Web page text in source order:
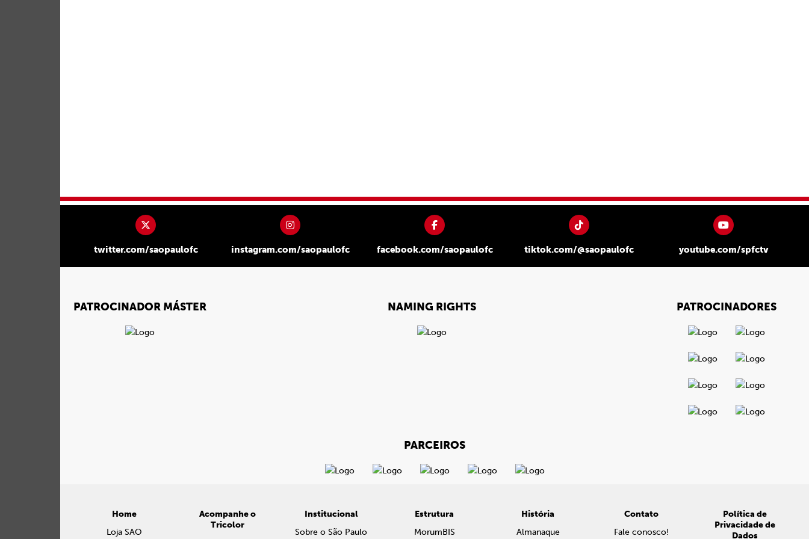
twitter.com/saopaulofc instagram.com/saopaulofc facebook.com/saopaulofc tiktok.com/@saopaulofc youtube.com/spfctv
PATROCINADOR MÁSTER NAMING RIGHTS PATROCINADORES
PARCEIROS
Home
Loja SAO
Acompanhe o
Tricolor
Institucional
Sobre o São Paulo
Estrutura
MorumBIS
História
Almanaque
Contato
Fale conosco!
Política de
Privacidade de
Dados